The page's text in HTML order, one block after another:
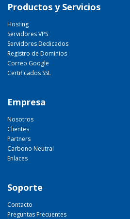
Productos y Servicios
Hosting
Servidores VPS
Servidores Dedicados
Registro de Dominios
Correo Google
Certificados SSL
Empresa
Nosotros
Clientes
Partners
Carbono Neutral
Enlaces
Soporte
Contacto
Preguntas Frecuentes